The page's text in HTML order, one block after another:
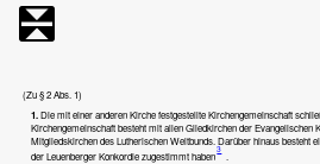
(Zu § 2 Abs. 1)
1.Die mit einer anderen Kirche festgestellte Kirchengemeinschaft
Kirchengemeinschaft besteht mit allen Gliedkirchen der Evangelischen
Mitgliedskirchen des Lutherischen Weltbunds. Darüber hinaus besteht
der Leuenberger Konkordie zugestimmt haben
3